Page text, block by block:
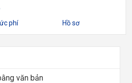
phí Hồ sơ
văn bản